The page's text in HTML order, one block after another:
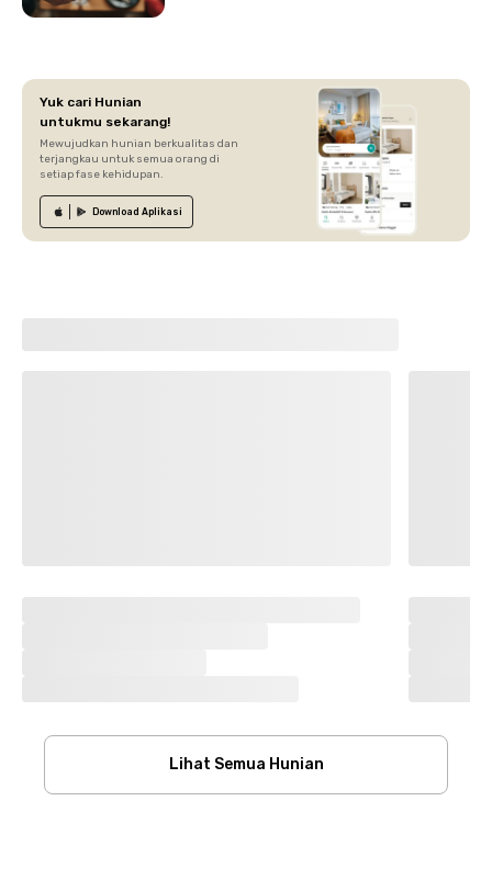
Yuk cari Hunian
untukmu sekarang!
Mewujudkan hunian berkualitas dan
terjangkau untuk semua orang di
setiap fase kehidupan.
Download Aplikasi
Lihat Semua Hunian